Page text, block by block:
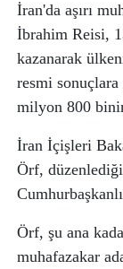
İran'da aşırı
İbrahim Reisi,
kazanarak
resmi
milyon 800
İran İçişleri
Örf, düzenlediği
Örf, şu ana
muhafazakar